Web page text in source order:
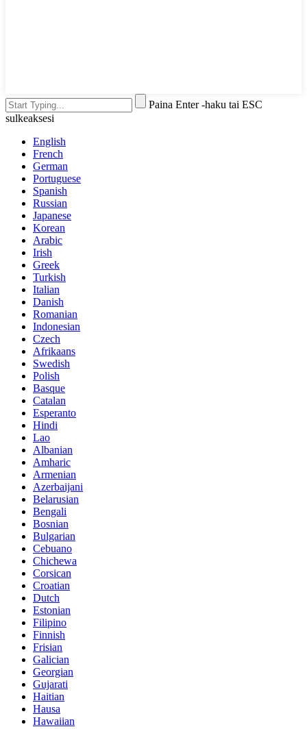
Paina Enter -haku tai ESC
sulkeaksesi
English
French
German
Portuguese
Spanish
Russian
Japanese
Korean
Arabic
Irish
Greek
Turkish
Italian
Danish
Romanian
Indonesian
Czech
Afrikaans
Swedish
Polish
Basque
Catalan
Esperanto
Hindi
Lao
Albanian
Amharic
Armenian
Azerbaijani
Belarusian
Bengali
Bosnian
Bulgarian
Cebuano
Chichewa
Corsican
Croatian
Dutch
Estonian
Filipino
Finnish
Frisian
Galician
Georgian
Gujarati
Haitian
Hausa
Hawaiian